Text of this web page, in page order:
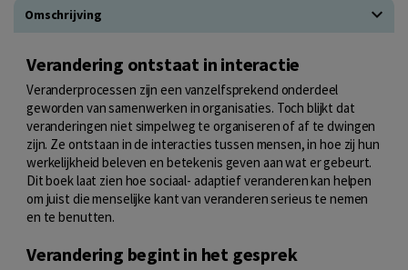
Omschrijving
Verandering ontstaat in interactie
Veranderprocessen zijn een vanzelfsprekend onderdeel
geworden van samenwerken in organisaties. Toch blijkt dat
veranderingen niet simpelweg te organiseren of af te dwingen
zijn. Ze ontstaan in de interacties tussen mensen, in hoe zij hun
werkelijkheid beleven en betekenis geven aan wat er gebeurt.
Dit boek laat zien hoe sociaal- adaptief veranderen kan helpen
om juist die menselijke kant van veranderen serieus te nemen
en te benutten.
Verandering begint in het gesprek